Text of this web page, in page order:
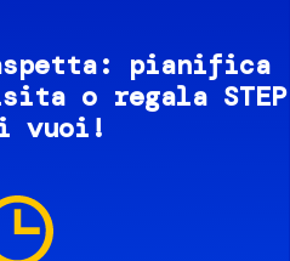
pianifica
o regala STEP
vuoi!